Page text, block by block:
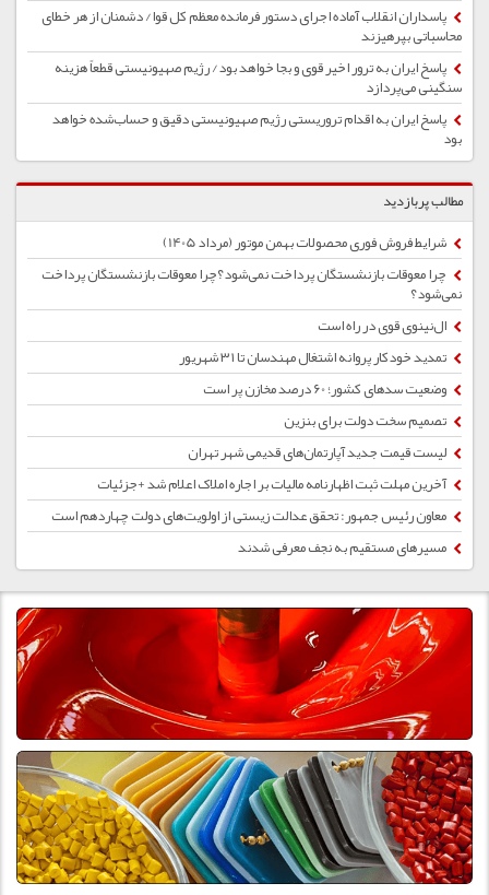
پاسداران انقلاب آماده اجرای دستور فرمانده معظم کل قوا/ دشمنان از هر خطای
محاسباتی بپرهیزند
پاسخ ایران به ترور اخیر قوی و بجا خواهد بود/ رژیم صهیونیستی قطعاً هزینه
سنگینی می‌پردازد
پاسخ ایران به اقدام تروریستی رژیم صهیونیستی دقیق و حساب‌شده خواهد
بود
مطالب پربازدید
شرایط فروش فوری محصولات بهمن موتور (مرداد 1405)
چرا معوقات بازنشستگان پرداخت نمی‌شود؟چرا معوقات بازنشستگان پرداخت
نمی‌شود؟
ال‌نینوی قوی در راه است
تمدید خودکار پروانه اشتغال مهندسان تا ۳۱ شهریور
وضعیت سدهای کشور؛ 60 درصد مخازن پر است
تصمیم سخت دولت برای بنزین
لیست قیمت جدید آپارتمان‌های قدیمی شهر تهران
آخرین مهلت ثبت اظهارنامه مالیات بر اجاره املاک اعلام شد +جزئیات
معاون رئیس‌ جمهور: تحقق عدالت زیستی از اولویت‌های دولت چهاردهم است
مسیرهای مستقیم به نجف معرفی شدند